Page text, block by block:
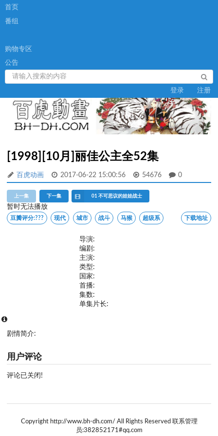
首页
番组
购物专区
公告
登录 注册
[1998][10月]丽佳公主全52集
百虎动画 2017-06-22 15:00:56 54676 0
上一集 下一集 01 不可思议的娃娃战士
暂时无法播放
豆瓣评分:??? 现代 城市 战斗 马猴 超级系 下载地址
导演:
编剧:
主演:
类型:
国家:
首播:
集数:
单集片长:
剧情简介:
用户评论
评论已关闭!
Copyright http://www.bh-dh.com/ All Rights Reserved 联系管理
员:382852171#qq.com